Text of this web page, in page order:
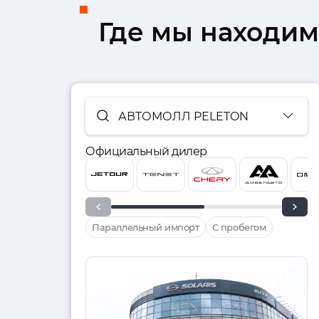
Где мы
АВТОМОЛЛ PELETON
Официальный дилер
Параллельный импорт С пробегом